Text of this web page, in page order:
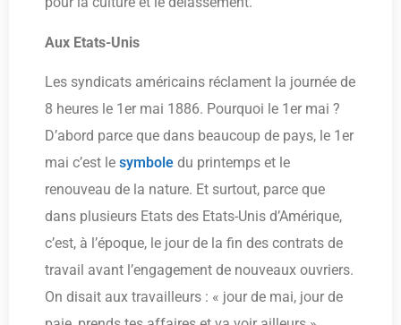
Aux Etats-Unis
Les syndicats américains réclament la journée de
8 heures le 1er mai 1886. Pourquoi le 1er mai ?
D’abord parce que dans beaucoup de pays, le 1er
mai c’est le symbole du printemps et le
renouveau de la nature. Et surtout, parce que
dans plusieurs Etats des Etats-Unis d’Amérique,
c’est, à l’époque, le jour de la fin des contrats de
travail avant l’engagement de nouveaux ouvriers.
On disait aux travailleurs : « jour de mai, jour de